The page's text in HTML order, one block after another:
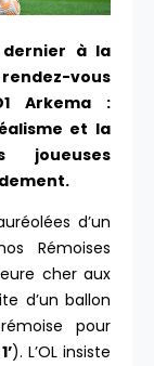
à la
vous
Arkema :
et la
joueuses
d’un
Rémoises
cher aux
d’un ballon
pour
). L’OL insiste